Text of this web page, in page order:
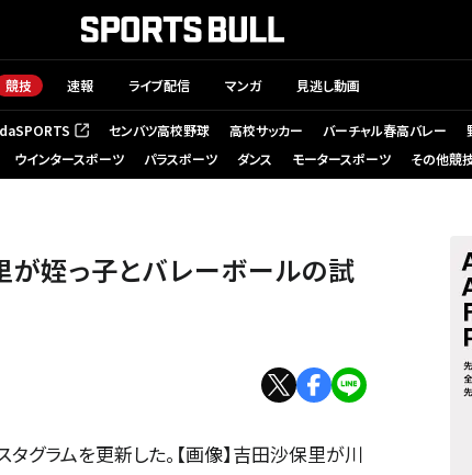
競技 速報 ライブ配信 マンガ 見逃し動画
しいタブで開く） センバツ高校野球 高校サッカー バーチャル春高バレー
ウインタースポーツ パラスポーツ ダンス モータースポーツ その他競
が姪っ子とバレーボールの試
グラムを更新した。【画像】吉田沙保里が川